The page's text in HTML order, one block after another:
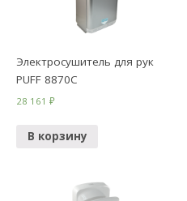
Электросушитель для рук
PUFF 8870C
28 161₽
В корзину